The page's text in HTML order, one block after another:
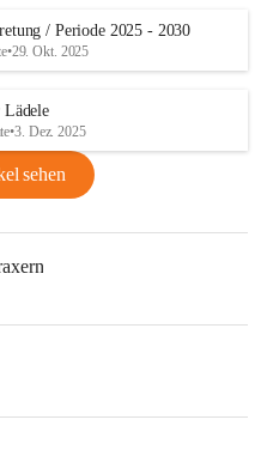
/ Periode 2025 - 2030
•29. Okt. 2025
Lädele
•3. Dez. 2025
sehen